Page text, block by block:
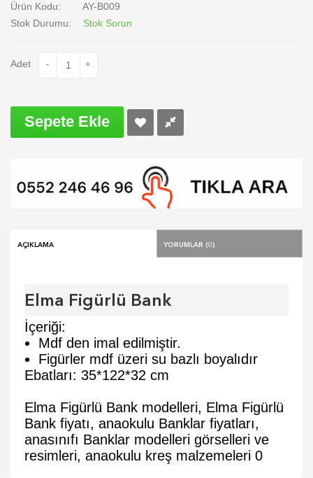
Ürün Kodu:
AY-B009
Stok Durumu:
Stok Sorun
Adet - +
Sepete Ekle
Açıklama Yorumlar (0)
Elma Figürlü Bank
İçeriği:
Mdf den imal edilmiştir.
Figürler mdf üzeri su bazlı boyalıdır
Ebatları: 35*122*32 cm
Elma Figürlü Bank modelleri, Elma Figürlü
Bank fiyatı, anaokulu Banklar fiyatları,
anasınıfı Banklar modelleri görselleri ve
resimleri, anaokulu kreş malzemeleri 0